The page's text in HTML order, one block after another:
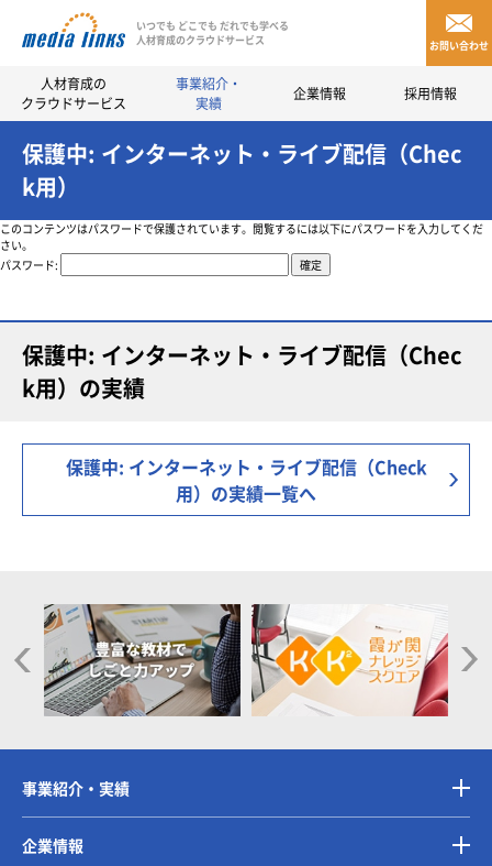
いつでも どこでも だれでも学べる
人材育成のクラウドサービス
人材育成の
クラウドサービス
事業紹介・
実績
企業情報 採用情報
お問い合わせ
保護中: インターネット・ライブ配信（Chec
k用）
このコンテンツはパスワードで保護されています。閲覧するには以下にパスワードを入力してくだ
さい。
パスワード:
保護中: インターネット・ライブ配信（Chec
k用）の実績
保護中: インターネット・ライブ配信（Check
用）の実績一覧へ
事業紹介・実績
企業情報